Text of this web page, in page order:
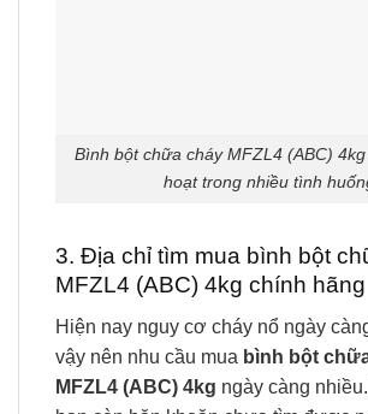
Bình bột chữa cháy MFZL4 (ABC)
hoạt trong nhiều tình
3. Địa chỉ tìm mua bình bột
MFZL4 (ABC) 4kg chính hãng
Hiện nay nguy cơ cháy nổ ngày
vậy nên nhu cầu mua bình bột
MFZL4 (ABC) 4kg ngày càng